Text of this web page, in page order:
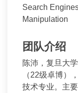
Search
Manipulation
团队介绍
陈沛，复旦大
（22级卓博）
技术专业。主